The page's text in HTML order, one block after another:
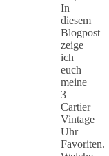
In
diesem
Blogpost
zeige
ich
euch
meine
3
Cartier
Vintage
Uhr
Favoriten.